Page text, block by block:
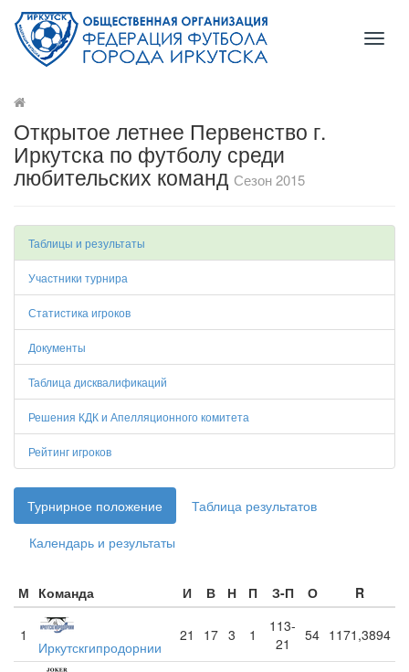
Открытое летнее Первенство г.
Иркутска по футболу среди
любительских команд Сезон 2015
Таблицы и результаты
Участники турнира
Статистика игроков
Документы
Таблица дисквалификаций
Решения КДК и Апелляционного комитета
Рейтинг игроков
Турнирное положение
Таблица результатов
Календарь и результаты
М Команда И В Н П З-П О R
1
Иркутскгипродорнии
21 17 3 1
113-
21
54 1171,3894